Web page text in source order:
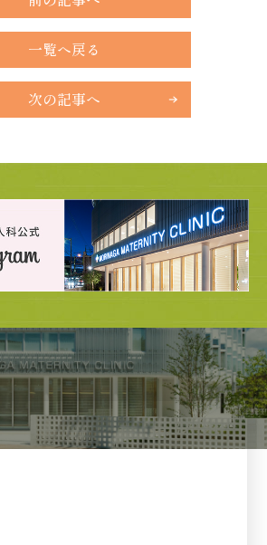
一覧へ戻る
次の記事へ